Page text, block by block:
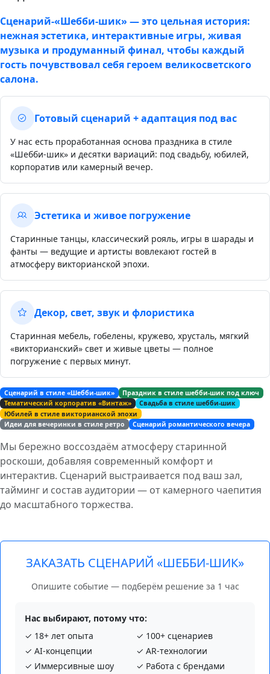
Сценарий‑«Шебби-шик» — это цельная история:
нежная эстетика, интерактивные игры, живая
музыка и продуманный финал, чтобы каждый
гость почувствовал себя героем великосветского
салона.
Готовый сценарий + адаптация под вас
У нас есть проработанная основа праздника в стиле
«Шебби-шик» и десятки вариаций: под свадьбу, юбилей,
корпоратив или камерный вечер.
Эстетика и живое погружение
Старинные танцы, классический рояль, игры в шарады и
фанты — ведущие и артисты вовлекают гостей в
атмосферу викторианской эпохи.
Декор, свет, звук и флористика
Старинная мебель, гобелены, кружево, хрусталь, мягкий
«викторианский» свет и живые цветы — полное
погружение с первых минут.
Сценарий в стиле «Шебби-шик»
Праздник в стиле шебби-шик под ключ
Тематический корпоратив «Винтаж»
Свадьба в стиле шебби-шик
Юбилей в стиле викторианской эпохи
Идеи для вечеринки в стиле ретро
Сценарий романтического вечера
Мы бережно воссоздаём атмосферу старинной
роскоши, добавляя современный комфорт и
интерактив. Сценарий выстраивается под ваш зал,
тайминг и состав аудитории — от камерного чаепития
до масштабного торжества.
ЗАКАЗАТЬ СЦЕНАРИЙ «ШЕББИ-ШИК»
Опишите событие — подберём решение за 1 час
Нас выбирают, потому что:
✓ 18+ лет опыта
✓ 100+ сценариев
✓ AI‑концепции
✓ AR‑технологии
✓ Иммерсивные шоу
✓ Работа с брендами